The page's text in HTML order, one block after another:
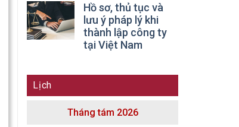
Hồ sơ, thủ tục và
lưu ý pháp lý khi
thành lập công ty
tại Việt Nam
Lịch
Tháng tám 2026